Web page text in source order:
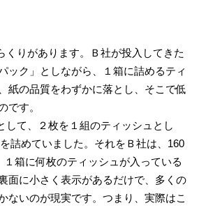
りがあります。Ｂ社が投入してきた
ック」としながら、１箱に詰めるティ
紙の品質をわずかに落とし、そこで低
です。
て、２枚を１組のティッシュとし
詰めていました。それをＢ社は、160
箱に何枚のティッシュが入っている
面に小さく表示があるだけで、多くの
ないのが現実です。つまり、実際はこ